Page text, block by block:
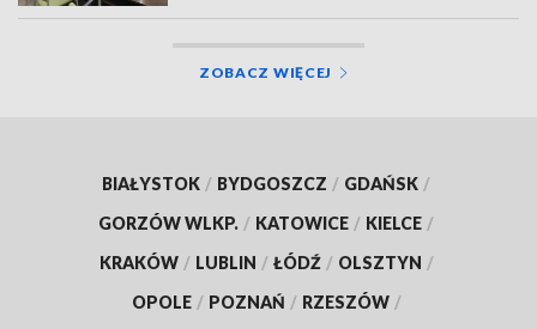
ZOBACZ WIĘCEJ
BIAŁYSTOK / BYDGOSZCZ / GDAŃSK /
GORZÓW WLKP. / KATOWICE / KIELCE /
KRAKÓW / LUBLIN / ŁÓDŹ / OLSZTYN /
OPOLE / POZNAŃ / RZESZÓW /